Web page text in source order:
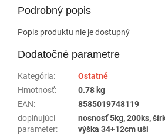
Podrobný popis
Popis produktu nie je dostupný
Dodatočné parametre
Kategória:
Ostatné
Hmotnosť:
0.78 kg
EAN:
8585019748119
doplňujúci
parameter:
nosnosť 5kg, 200ks,
výška 34+12cm uši